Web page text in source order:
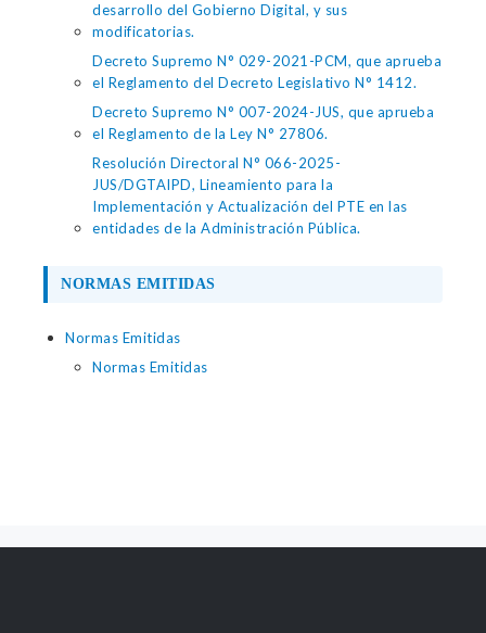
desarrollo del Gobierno Digital, y sus
modificatorias.
Decreto Supremo N° 029-2021-PCM, que aprueba
el Reglamento del Decreto Legislativo N° 1412.
Decreto Supremo N° 007-2024-JUS, que aprueba
el Reglamento de la Ley N° 27806.
Resolución Directoral N° 066-2025-
JUS/DGTAIPD, Lineamiento para la
Implementación y Actualización del PTE en las
entidades de la Administración Pública.
NORMAS EMITIDAS
Normas Emitidas
Normas Emitidas